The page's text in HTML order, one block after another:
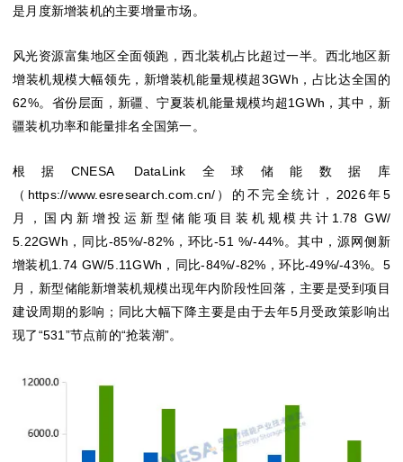
是月度新增装机的主要增量市场。
风光资源富集地区全面领跑，西北装机占比超过一半。西北地区新
增装机规模大幅领先，新增装机能量规模超3GWh，占比达全国的
62%。省份层面，新疆、宁夏装机能量规模均超1GWh，其中，新
疆装机功率和能量排名全国第一。
根据CNESA DataLink全球储能数据库
（https://www.esresearch.com.cn/）的不完全统计，2026年5
月，国内新增投运新型储能项目装机规模共计1.78 GW/
5.22GWh，同比-85%/-82%，环比-51 %/-44%。其中，源网侧新
增装机1.74 GW/5.11GWh，同比-84%/-82%，环比-49%/-43%。5
月，新型储能新增装机规模出现年内阶段性回落，主要是受到项目
建设周期的影响；同比大幅下降主要是由于去年5月受政策影响出
现了“531”节点前的“抢装潮”。